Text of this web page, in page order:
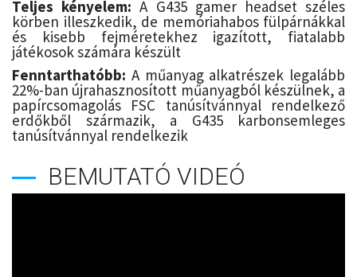
Teljes kényelem: A G435 gamer headset széles
körben illeszkedik, de memóriahabos fülpárnákkal
és kisebb fejméretekhez igazított, fiatalabb
játékosok számára készült
Fenntarthatóbb: A műanyag alkatrészek legalább
22%-ban újrahasznosított műanyagból készülnek, a
papírcsomagolás FSC tanúsítvánnyal rendelkező
erdőkből származik, a G435 karbonsemleges
tanúsítvánnyal rendelkezik
BEMUTATÓ VIDEÓ